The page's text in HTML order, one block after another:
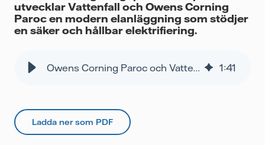
utvecklar Vattenfall och Owens Corning
Paroc en modern elanläggning som stödjer
en säker och hållbar elektrifiering.
Owens Corning Paroc och Vattenfall i samarbete för en hållbar elanläggning 1:41
Ladda ner som PDF